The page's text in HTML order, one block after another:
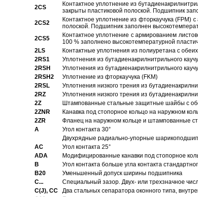
2CS
Контактное уплотнение из
закрыты пластиковой полоской. Подшипник
2CS2
Контактное уплотнение из фторкаучука
полоской. Подшипник заполнен
2CS5
Контактное уплотнение с армированием
100 % заполнено высокотемпературной
2LS
Контактные уплотнения из полиуретана с
2RS1
Уплотнения из бутадиенакрилнитрильного
2RSH
Уплотнения из бутадиенакрилнитрильного
2RSH2
Уплотнение из фторкаучука (FKM)
2RSL
Уплотнения низкого трения из
2RZ
Уплотнения низкого трения из
2Z
Штампованные стальные защитные шайбы с
2ZNR
Канавка под стопорное кольцо на наружном
2ZR
Фланец на наружном кольце и штампованные
A
Угол контакта 30°
Двухрядные радиально-упорные
AC
Угол контакта 25°
ADA
Модифицированные канавки под стопорное
B
Угол контакта больше угла контакта
B20
Уменьшенный допуск ширины подшипника
C...
Специальный зазор. Двух- или трехзначное
C(J), CC
Два стальных сепаратора оконного типа,